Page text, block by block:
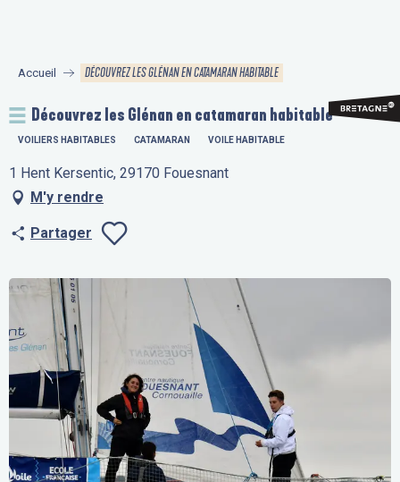
principal
Accueil DÉCOUVREZ LES GLÉNAN EN CATAMARAN HABITABLE
Découvrez les Glénan en catamaran habitable
VOILIERS HABITABLES CATAMARAN VOILE HABITABLE
1 Hent Kersentic, 29170 Fouesnant
M'y rendre
Partager